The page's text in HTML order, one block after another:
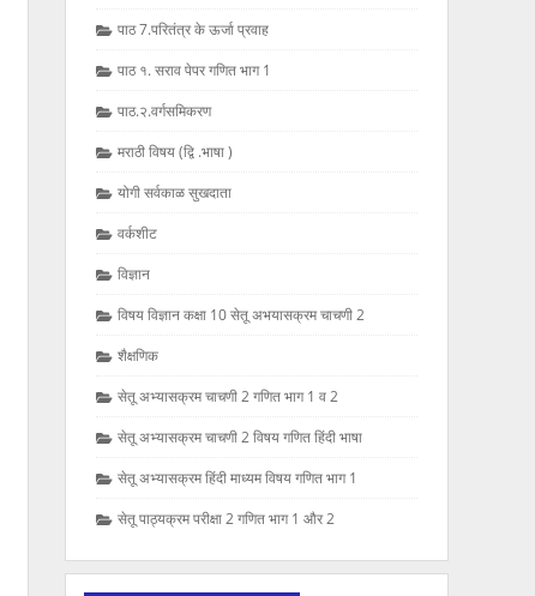
पाठ 7.परितंत्र के ऊर्जा प्रवाह
पाठ १. सराव पेपर गणित भाग 1
पाठ.२.वर्गसमिकरण
मराठी विषय (द्वि .भाषा )
योगी सर्वकाळ सुखदाता
वर्कशीट
विज्ञान
विषय विज्ञान कक्षा 10 सेतू अभयासक्रम चाचणी 2
शैक्षणिक
सेतू अभ्यासक्रम चाचणी 2 गणित भाग 1 व 2
सेतू अभ्यासक्रम चाचणी 2 विषय गणित हिंदी भाषा
सेतू अभ्यासक्रम हिंदी माध्यम विषय गणित भाग 1
सेतू पाठ्यक्रम परीक्षा 2 गणित भाग 1 और 2